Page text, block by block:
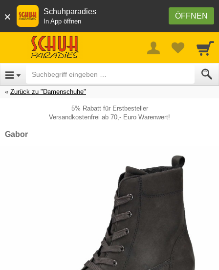
× ÖFFNEN
Schuhparadies
In App öffnen
Zurück zu "Damenschuhe"
5% Rabatt für Erstbesteller
Versandkostenfrei ab 70,- Euro Warenwert!
Gabor